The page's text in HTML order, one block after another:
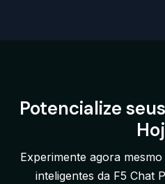
Potencialize
Experimente agora
inteligentes da F5 Chat